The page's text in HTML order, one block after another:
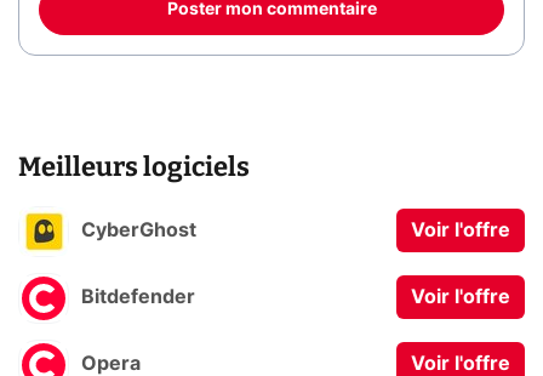
Poster mon commentaire
Meilleurs logiciels
CyberGhost Voir l'offre
Bitdefender Voir l'offre
Opera Voir l'offre